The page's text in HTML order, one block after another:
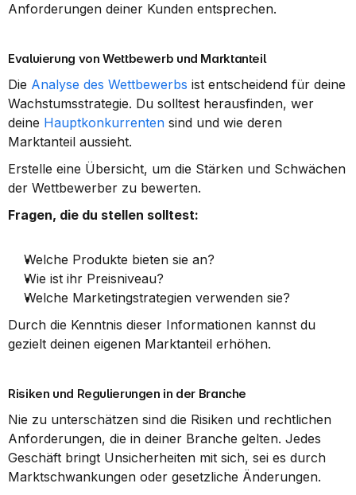
Anforderungen deiner Kunden entsprechen.
Evaluierung von Wettbewerb und Marktanteil
Die Analyse des Wettbewerbs ist entscheidend für deine
Wachstumsstrategie. Du solltest herausfinden, wer
deine Hauptkonkurrenten sind und wie deren
Marktanteil aussieht.
Erstelle eine Übersicht, um die Stärken und Schwächen
der Wettbewerber zu bewerten.
Fragen, die du stellen solltest:
Welche Produkte bieten sie an?
Wie ist ihr Preisniveau?
Welche Marketingstrategien verwenden sie?
Durch die Kenntnis dieser Informationen kannst du
gezielt deinen eigenen Marktanteil erhöhen.
Risiken und Regulierungen in der Branche
Nie zu unterschätzen sind die Risiken und rechtlichen
Anforderungen, die in deiner Branche gelten. Jedes
Geschäft bringt Unsicherheiten mit sich, sei es durch
Marktschwankungen oder gesetzliche Änderungen.